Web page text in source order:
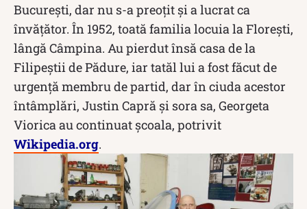
București, dar nu s-a preoțit și a lucrat ca
învățător. În 1952, toată familia locuia la Florești,
lângă Câmpina. Au pierdut însă casa de la
Filipeștii de Pădure, iar tatăl lui a fost făcut de
urgență membru de partid, dar în ciuda acestor
întâmplări, Justin Capră și sora sa, Georgeta
Viorica au continuat școala, potrivit
Wikipedia.org.